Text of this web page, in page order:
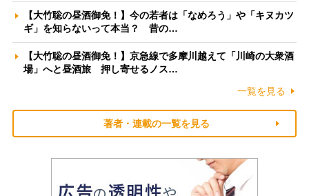
【大竹聡の昼酒御免！】今の若者は「なめろう」や「キヌカツ
ギ」を知らないって本当？ 昔の…
【大竹聡の昼酒御免！】京急線で多摩川越えて「川崎の大衆酒
場」へと昼酒旅 押し寄せるノス…
一覧を見る
著者・連載の一覧を見る